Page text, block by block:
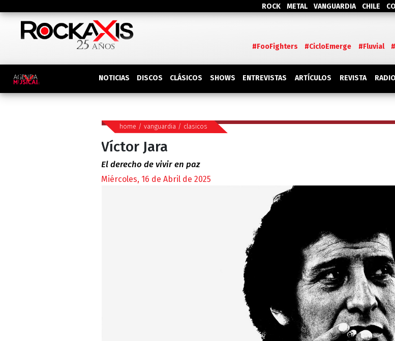
ROCK METAL VANGUARDIA CHILE
#FooFighters #CicloEmerge #Fluvial
NOTICIAS DISCOS CLÁSICOS SHOWS ENTREVISTAS ARTÍCULOS REVISTA RADIO
home / vanguardia/ clasicos
Víctor Jara
El derecho de vivir en paz
Miércoles, 16 de Abril de 2025